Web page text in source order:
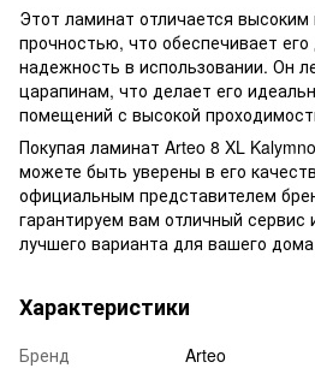
Этот ламинат отличается высоким
прочностью, что обеспечивает его
надежность в использовании. Он
царапинам, что делает его
помещений с высокой
Покупая ламинат Arteo 8 XL
можете быть уверены в его
официальным представителем
гарантируем вам отличный
лучшего варианта для вашего
Характеристики
Бренд
Arteo